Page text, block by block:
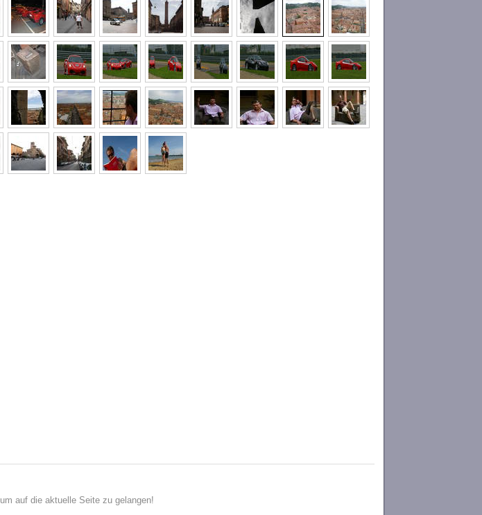
um auf die aktuelle Seite zu gelangen!